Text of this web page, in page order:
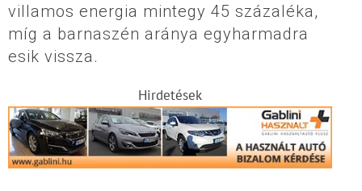
villamos energia mintegy 45 százaléka,
míg a barnaszén aránya egyharmadra
esik vissza.
Hirdetések